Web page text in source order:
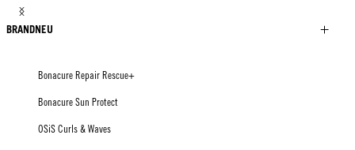
BRANDNEU
Bonacure Repair Rescue+
Bonacure Sun Protect
OSiS Curls & Waves